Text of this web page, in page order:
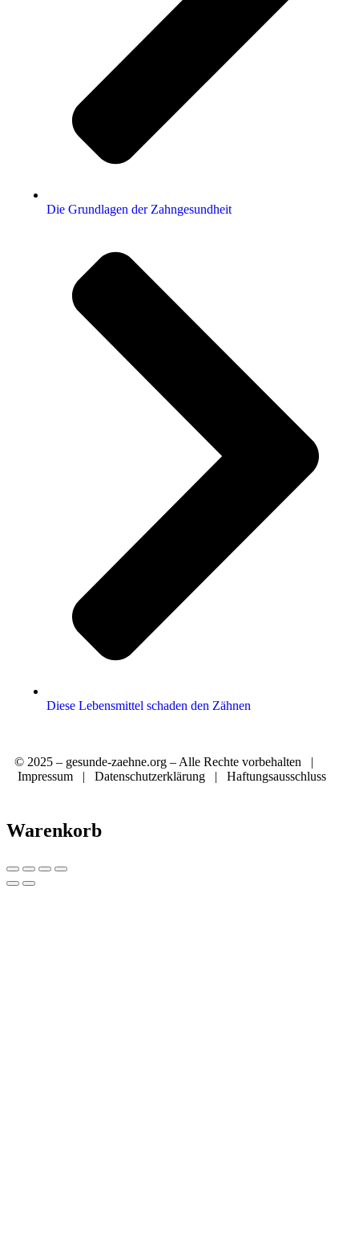
Die Grundlagen der Zahngesundheit
Diese Lebensmittel schaden den Zähnen
© 2025 – gesunde-zaehne.org – Alle Rechte vorbehalten |
Impressum | Datenschutzerklärung | Haftungsausschluss
Warenkorb